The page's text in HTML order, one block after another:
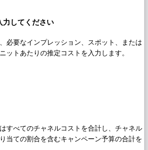
力してください
必要なインプレッション、スポット、または
ットあたりの推定コストを入力します。
すべてのチャネルコストを合計し、チャネル
当ての割合を含むキャンペーン予算の合計を